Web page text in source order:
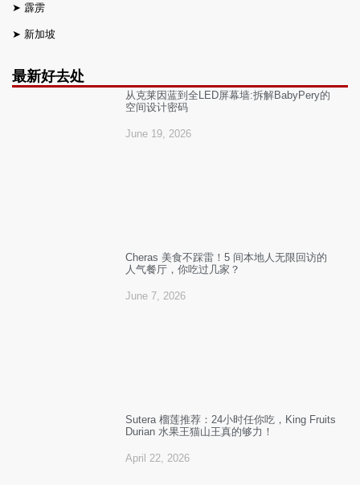
➤ 霹雳
➤ 新加坡
最新好去处
从克莱因蓝到全LED屏幕墙:拆解BabyPery的
空间设计密码
June 19, 2026
Cheras 美食不踩雷！5 间本地人无限回访的
人气餐厅，你吃过几家？
June 7, 2026
Sutera 榴莲推荐：24小时任你吃，King Fruits
Durian 水果王猫山王真的够力！
April 22, 2026